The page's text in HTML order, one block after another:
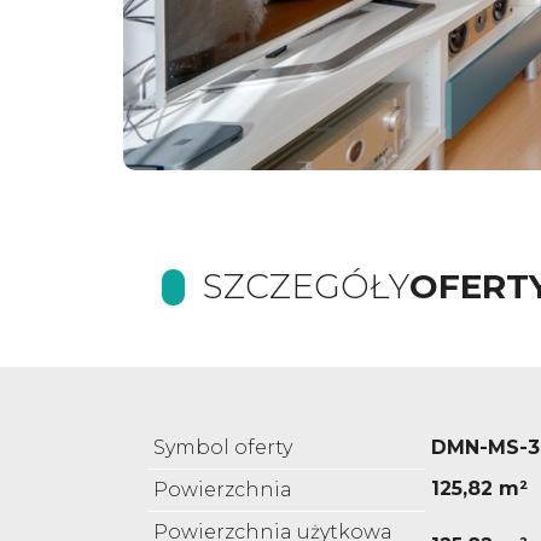
SZCZEGÓŁY
Symbol oferty
DMN-MS-
Powierzchnia
125,82 m²
Powierzchnia użytkowa